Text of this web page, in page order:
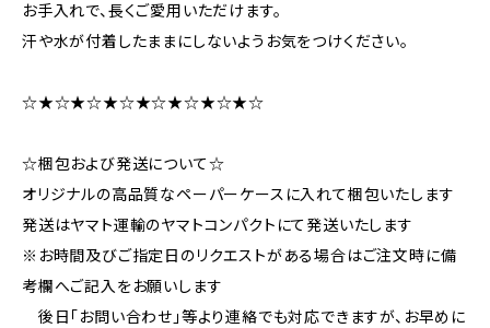
お手入れで、長くご愛用いただけます。
汗や水が付着したままにしないようお気をつけください。
☆★☆★☆★☆★☆★☆★☆★☆
☆梱包および発送について☆
オリジナルの高品質なペーパーケースに入れて梱包いたします
発送はヤマト運輸のヤマトコンパクトにて発送いたします
※お時間及びご指定日のリクエストがある場合はご注文時に備
考欄へご記入をお願いします
後日「お問い合わせ」等より連絡でも対応できますが、お早めに